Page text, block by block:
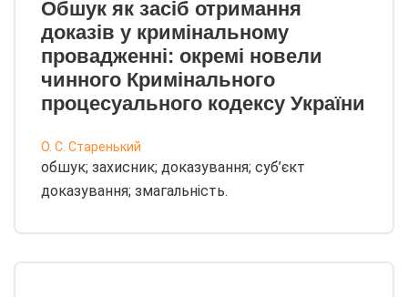
Обшук як засіб отримання
доказів у кримінальному
провадженні: окремі новели
чинного Кримінального
процесуального кодексу України
О. С. Старенький
обшук; захисник; доказування; суб’єкт
доказування; змагальність.